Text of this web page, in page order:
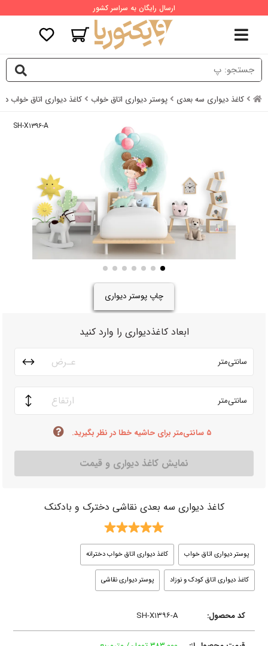
ارسال رایگان به سراسر کشور
کاغذ دیواری سه بعدی پوستر دیواری اتاق خواب کاغذ دیواری اتاق خواب
SH-X۱۳۹۶-A
چاپ پوستر دیواری
ابعاد کاغذدیواری را وارد کنید
سانتی‌متر
سانتی‌متر
۵ سانتی‌متر برای حاشیه خطا در نظر بگیرید.
نمایش کاغذ دیواری و قیمت
کاغذ دیواری سه بعدی نقاشی دخترک و بادکنک
پوستر دیواری اتاق خواب کاغذ دیواری اتاق خواب دخترانه
کاغذ دیواری اتاق کودک و نوزاد پوستر دیواری نقاشی
کد محصول: SH-X۱۳۹۶-A